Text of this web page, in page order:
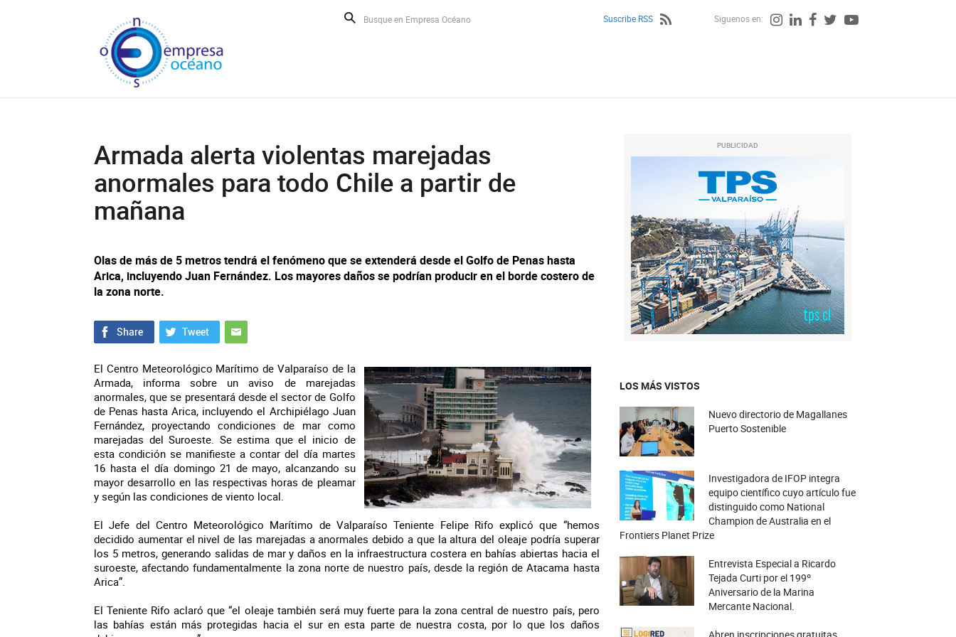
Suscribe RSS Siguenos en:
Armada alerta violentas marejadas
anormales para todo Chile a partir de
mañana
Olas de más de 5 metros tendrá el fenómeno que se extenderá desde el Golfo de Penas hasta
Arica, incluyendo Juan Fernández. Los mayores daños se podrían producir en el borde costero de
la zona norte.
El Centro Meteorológico Marítimo de Valparaíso de la
Armada, informa sobre un aviso de marejadas
anormales, que se presentará desde el sector de Golfo
de Penas hasta Arica, incluyendo el Archipiélago Juan
Fernández, proyectando condiciones de mar como
marejadas del Suroeste. Se estima que el inicio de
esta condición se manifieste a contar del día martes
16 hasta el día domingo 21 de mayo, alcanzando su
mayor desarrollo en las respectivas horas de pleamar
y según las condiciones de viento local.
El Jefe del Centro Meteorológico Marítimo de Valparaíso Teniente Felipe Rifo explicó que “hemos
decidido aumentar el nivel de las marejadas a anormales debido a que la altura del oleaje podría superar
los 5 metros, generando salidas de mar y daños en la infraestructura costera en bahías abiertas hacia el
suroeste, afectando fundamentalmente la zona norte de nuestro país, desde la región de Atacama hasta
Arica”.
El Teniente Rifo aclaró que “el oleaje también será muy fuerte para la zona central de nuestro país, pero
las bahías están más protegidas hacia el sur en esta parte de nuestra costa, por lo que los daños
PUBLICIDAD
LOS MÁS VISTOS
Nuevo directorio de Magallanes
Puerto Sostenible
Investigadora de IFOP integra
equipo científico cuyo artículo fue
distinguido como National
Champion de Australia en el
Frontiers Planet Prize
Entrevista Especial a Ricardo
Tejada Curti por el 199º
Aniversario de la Marina
Mercante Nacional.